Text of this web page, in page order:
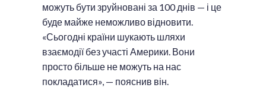
можуть бути зруйновані за 100 днів — і це
буде майже неможливо відновити.
«Сьогодні країни шукають шляхи
взаємодії без участі Америки. Вони
просто більше не можуть на нас
покладатися», — пояснив він.